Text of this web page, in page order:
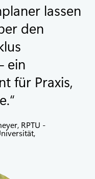
lassen
den
ein
für Praxis,
RPTU -